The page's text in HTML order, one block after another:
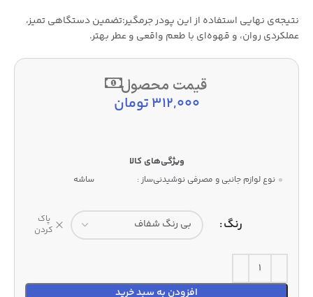
نتیجه‌ی نهایی استفاده از این پودر جرمگیر:تضمین دستگاهی تمیز،
عملکردی روان، و قهوه‌ای با طعم واقعی و عطر بهتر.
قیمت محصول
312,000تومان
نوع لوازم جانبی و مصرفی نوشیدنی‌ساز : ساشه
رنگ
پاک
کردن
افزودن به سبد خرید